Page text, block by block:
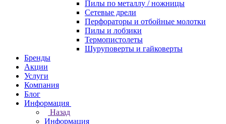
Пилы по металлу / ножницы
Сетевые дрели
Перфораторы и отбойные молотки
Пилы и лобзики
Термопистолеты
Шуруповерты и гайковерты
Бренды
Акции
Услуги
Компания
Блог
Информация
Назад
Информация